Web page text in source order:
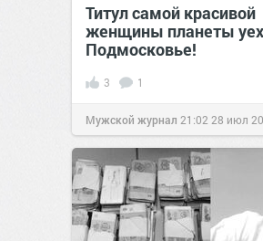
Титул самой красивой
женщины планеты
Подмосковье!
3 1
Мужской журнал 21:02 28 июл